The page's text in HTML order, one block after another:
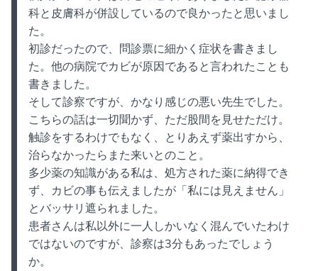
科と皮膚科が併設しているので良かったと思いまし
た。
初診だったので、問診票に細かく症状を書きまし
た。他の病院でカビが原因であると言われたことも
書きました。
そして診察ですが、かなり感じの悪い先生でした。
こちらの話は一切聞かず、ただ股間を見せただけ。
触診をするわけでもなく、とりあえず薬出すから、
治らなかったらまた来いとのこと。
多少薬の知識がある私は、処方された薬に納得でき
ず、カビの事も伝えましたが「私には見えません」
とバッサリ遮られました。
患者さんは私以外に一人しかいなく混んでいたわけ
ではないのですが、診察は3分もあったでしょう
か。